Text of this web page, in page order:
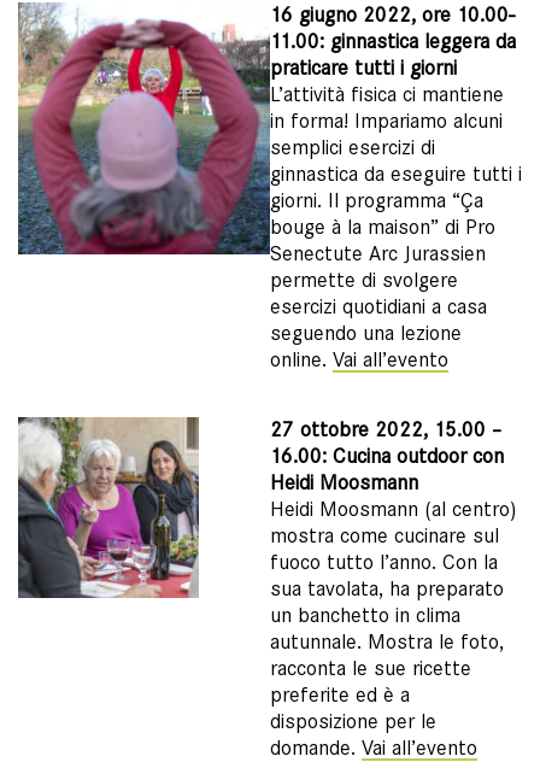
16 giugno 2022, ore 10.00-
11.00: ginnastica leggera da
praticare tutti i giorni
L’attività fisica ci mantiene
in forma! Impariamo alcuni
semplici esercizi di
ginnastica da eseguire tutti i
giorni. Il programma “Ça
bouge à la maison” di Pro
Senectute Arc Jurassien
permette di svolgere
esercizi quotidiani a casa
seguendo una lezione
online. Vai all’evento
27 ottobre 2022, 15.00 –
16.00: Cucina outdoor con
Heidi Moosmann
Heidi Moosmann (al centro)
mostra come cucinare sul
fuoco tutto l’anno. Con la
sua tavolata, ha preparato
un banchetto in clima
autunnale. Mostra le foto,
racconta le sue ricette
preferite ed è a
disposizione per le
domande. Vai all’evento